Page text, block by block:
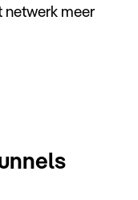
netwerk meer